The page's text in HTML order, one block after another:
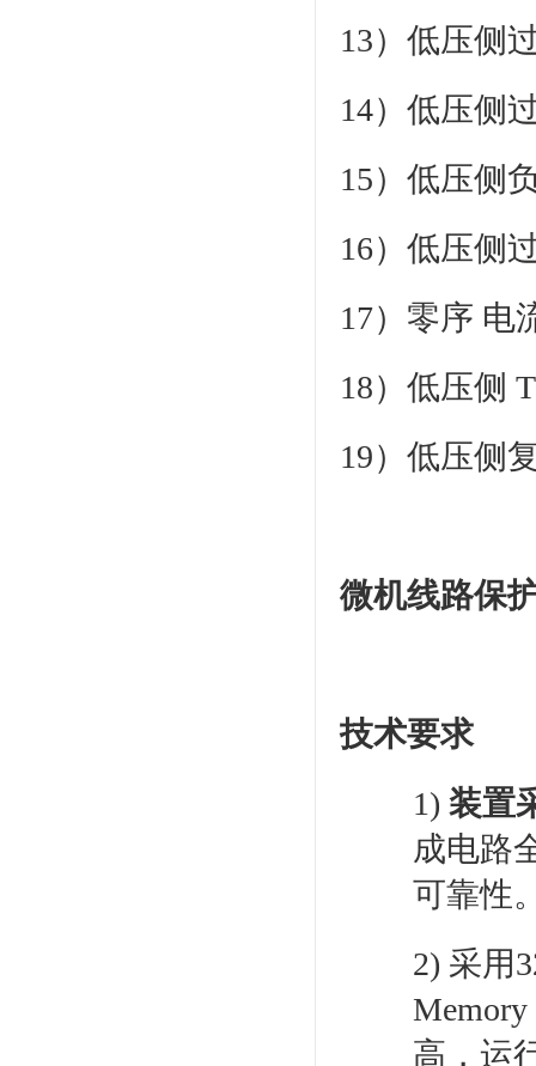
13）低压侧
14）低压侧
15）低压侧
16）低压侧
17）零序 电
18）低压侧
19）低压侧
微机线路保
技术要求
1)装置
成电路
可靠性
2) 采用
高，运